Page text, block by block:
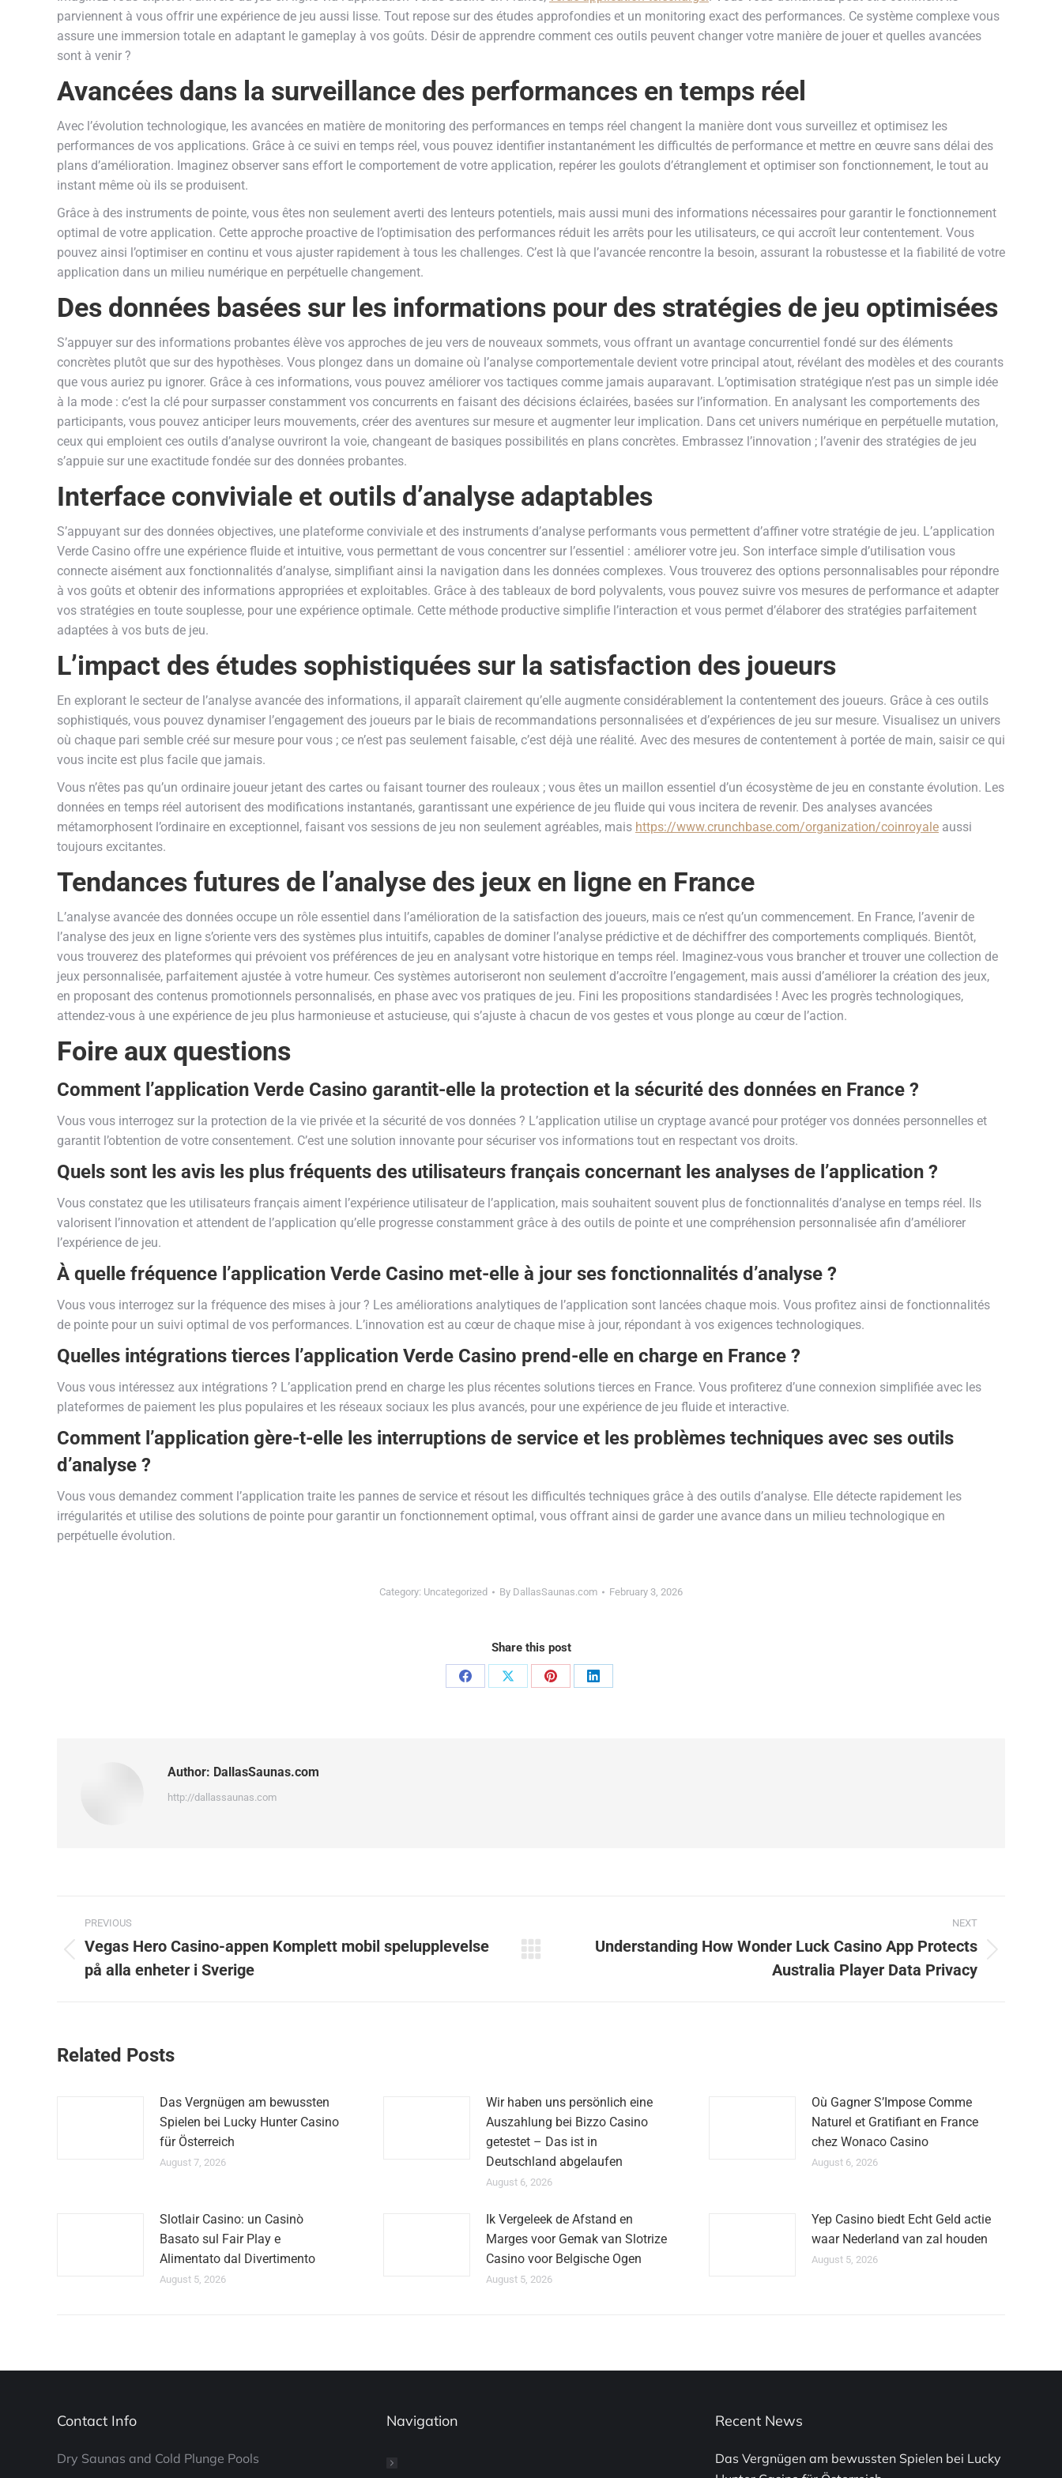
parviennent à vous offrir une expérience de jeu aussi lisse. Tout repose sur des études approfondies et un monitoring exact des performances. Ce système complexe vous
assure une immersion totale en adaptant le gameplay à vos goûts. Désir de apprendre comment ces outils peuvent changer votre manière de jouer et quelles avancées
sont à venir ?
Avancées dans la surveillance des performances en temps réel
Avec l’évolution technologique, les avancées en matière de monitoring des performances en temps réel changent la manière dont vous surveillez et optimisez les
performances de vos applications. Grâce à ce suivi en temps réel, vous pouvez identifier instantanément les difficultés de performance et mettre en œuvre sans délai des
plans d’amélioration. Imaginez observer sans effort le comportement de votre application, repérer les goulots d’étranglement et optimiser son fonctionnement, le tout au
instant même où ils se produisent.
Grâce à des instruments de pointe, vous êtes non seulement averti des lenteurs potentiels, mais aussi muni des informations nécessaires pour garantir le fonctionnement
optimal de votre application. Cette approche proactive de l’optimisation des performances réduit les arrêts pour les utilisateurs, ce qui accroît leur contentement. Vous
pouvez ainsi l’optimiser en continu et vous ajuster rapidement à tous les challenges. C’est là que l’avancée rencontre la besoin, assurant la robustesse et la fiabilité de votre
application dans un milieu numérique en perpétuelle changement.
Des données basées sur les informations pour des stratégies de jeu optimisées
S’appuyer sur des informations probantes élève vos approches de jeu vers de nouveaux sommets, vous offrant un avantage concurrentiel fondé sur des éléments
concrètes plutôt que sur des hypothèses. Vous plongez dans un domaine où l’analyse comportementale devient votre principal atout, révélant des modèles et des courants
que vous auriez pu ignorer. Grâce à ces informations, vous pouvez améliorer vos tactiques comme jamais auparavant. L’optimisation stratégique n’est pas un simple idée
à la mode : c’est la clé pour surpasser constamment vos concurrents en faisant des décisions éclairées, basées sur l’information. En analysant les comportements des
participants, vous pouvez anticiper leurs mouvements, créer des aventures sur mesure et augmenter leur implication. Dans cet univers numérique en perpétuelle mutation,
ceux qui emploient ces outils d’analyse ouvriront la voie, changeant de basiques possibilités en plans concrètes. Embrassez l’innovation ; l’avenir des stratégies de jeu
s’appuie sur une exactitude fondée sur des données probantes.
Interface conviviale et outils d’analyse adaptables
S’appuyant sur des données objectives, une plateforme conviviale et des instruments d’analyse performants vous permettent d’affiner votre stratégie de jeu. L’application
Verde Casino offre une expérience fluide et intuitive, vous permettant de vous concentrer sur l’essentiel : améliorer votre jeu. Son interface simple d’utilisation vous
connecte aisément aux fonctionnalités d’analyse, simplifiant ainsi la navigation dans les données complexes. Vous trouverez des options personnalisables pour répondre
à vos goûts et obtenir des informations appropriées et exploitables. Grâce à des tableaux de bord polyvalents, vous pouvez suivre vos mesures de performance et adapter
vos stratégies en toute souplesse, pour une expérience optimale. Cette méthode productive simplifie l’interaction et vous permet d’élaborer des stratégies parfaitement
adaptées à vos buts de jeu.
L’impact des études sophistiquées sur la satisfaction des joueurs
En explorant le secteur de l’analyse avancée des informations, il apparaît clairement qu’elle augmente considérablement la contentement des joueurs. Grâce à ces outils
sophistiqués, vous pouvez dynamiser l’engagement des joueurs par le biais de recommandations personnalisées et d’expériences de jeu sur mesure. Visualisez un univers
où chaque pari semble créé sur mesure pour vous ; ce n’est pas seulement faisable, c’est déjà une réalité. Avec des mesures de contentement à portée de main, saisir ce qui
vous incite est plus facile que jamais.
Vous n’êtes pas qu’un ordinaire joueur jetant des cartes ou faisant tourner des rouleaux ; vous êtes un maillon essentiel d’un écosystème de jeu en constante évolution. Les
données en temps réel autorisent des modifications instantanés, garantissant une expérience de jeu fluide qui vous incitera de revenir. Des analyses avancées
métamorphosent l’ordinaire en exceptionnel, faisant vos sessions de jeu non seulement agréables, mais https://www.crunchbase.com/organization/coinroyale aussi
toujours excitantes.
Tendances futures de l’analyse des jeux en ligne en France
L’analyse avancée des données occupe un rôle essentiel dans l’amélioration de la satisfaction des joueurs, mais ce n’est qu’un commencement. En France, l’avenir de
l’analyse des jeux en ligne s’oriente vers des systèmes plus intuitifs, capables de dominer l’analyse prédictive et de déchiffrer des comportements compliqués. Bientôt,
vous trouverez des plateformes qui prévoient vos préférences de jeu en analysant votre historique en temps réel. Imaginez-vous vous brancher et trouver une collection de
jeux personnalisée, parfaitement ajustée à votre humeur. Ces systèmes autoriseront non seulement d’accroître l’engagement, mais aussi d’améliorer la création des jeux,
en proposant des contenus promotionnels personnalisés, en phase avec vos pratiques de jeu. Fini les propositions standardisées ! Avec les progrès technologiques,
attendez-vous à une expérience de jeu plus harmonieuse et astucieuse, qui s’ajuste à chacun de vos gestes et vous plonge au cœur de l’action.
Foire aux questions
Comment l’application Verde Casino garantit-elle la protection et la sécurité des données en France ?
Vous vous interrogez sur la protection de la vie privée et la sécurité de vos données ? L’application utilise un cryptage avancé pour protéger vos données personnelles et
garantit l’obtention de votre consentement. C’est une solution innovante pour sécuriser vos informations tout en respectant vos droits.
Quels sont les avis les plus fréquents des utilisateurs français concernant les analyses de l’application ?
Vous constatez que les utilisateurs français aiment l’expérience utilisateur de l’application, mais souhaitent souvent plus de fonctionnalités d’analyse en temps réel. Ils
valorisent l’innovation et attendent de l’application qu’elle progresse constamment grâce à des outils de pointe et une compréhension personnalisée afin d’améliorer
l’expérience de jeu.
À quelle fréquence l’application Verde Casino met-elle à jour ses fonctionnalités d’analyse ?
Vous vous interrogez sur la fréquence des mises à jour ? Les améliorations analytiques de l’application sont lancées chaque mois. Vous profitez ainsi de fonctionnalités
de pointe pour un suivi optimal de vos performances. L’innovation est au cœur de chaque mise à jour, répondant à vos exigences technologiques.
Quelles intégrations tierces l’application Verde Casino prend-elle en charge en France ?
Vous vous intéressez aux intégrations ? L’application prend en charge les plus récentes solutions tierces en France. Vous profiterez d’une connexion simplifiée avec les
plateformes de paiement les plus populaires et les réseaux sociaux les plus avancés, pour une expérience de jeu fluide et interactive.
Comment l’application gère-t-elle les interruptions de service et les problèmes techniques avec ses outils
d’analyse ?
Vous vous demandez comment l’application traite les pannes de service et résout les difficultés techniques grâce à des outils d’analyse. Elle détecte rapidement les
irrégularités et utilise des solutions de pointe pour garantir un fonctionnement optimal, vous offrant ainsi de garder une avance dans un milieu technologique en
perpétuelle évolution.
Category: Uncategorized By DallasSaunas.com February 3, 2026
Share this post
Share
Share
Share
Share
Author: DallasSaunas.com
http://dallassaunas.com
Post
navigation
PREVIOUS
Previous
post:
Vegas Hero Casino-appen Komplett mobil spelupplevelse
på alla enheter i Sverige
NEXT
Understanding How Wonder Luck Casino App Protects
Australia Player Data Privacy
Related Posts
Das Vergnügen am bewussten
Spielen bei Lucky Hunter Casino
für Österreich
August 7, 2026
Wir haben uns persönlich eine
Auszahlung bei Bizzo Casino
getestet – Das ist in
Deutschland abgelaufen
August 6, 2026
Où Gagner S’Impose Comme
Naturel et Gratifiant en France
chez Wonaco Casino
August 6, 2026
Slotlair Casino: un Casinò
Basato sul Fair Play e
Alimentato dal Divertimento
August 5, 2026
Ik Vergeleek de Afstand en
Marges voor Gemak van Slotrize
Casino voor Belgische Ogen
August 5, 2026
Yep Casino biedt Echt Geld actie
waar Nederland van zal houden
August 5, 2026
Contact Info
Dry Saunas and Cold Plunge Pools
Navigation Recent News
Das Vergnügen am bewussten Spielen bei Lucky